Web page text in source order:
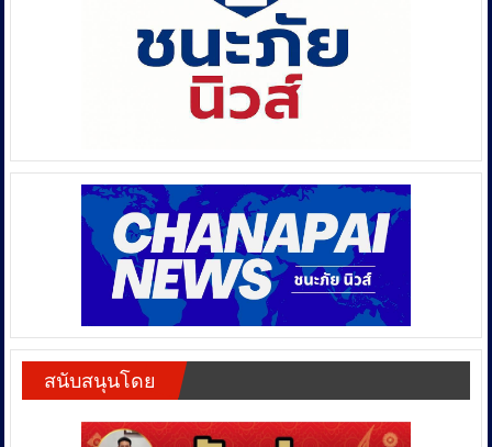
สนับสนุนโดย